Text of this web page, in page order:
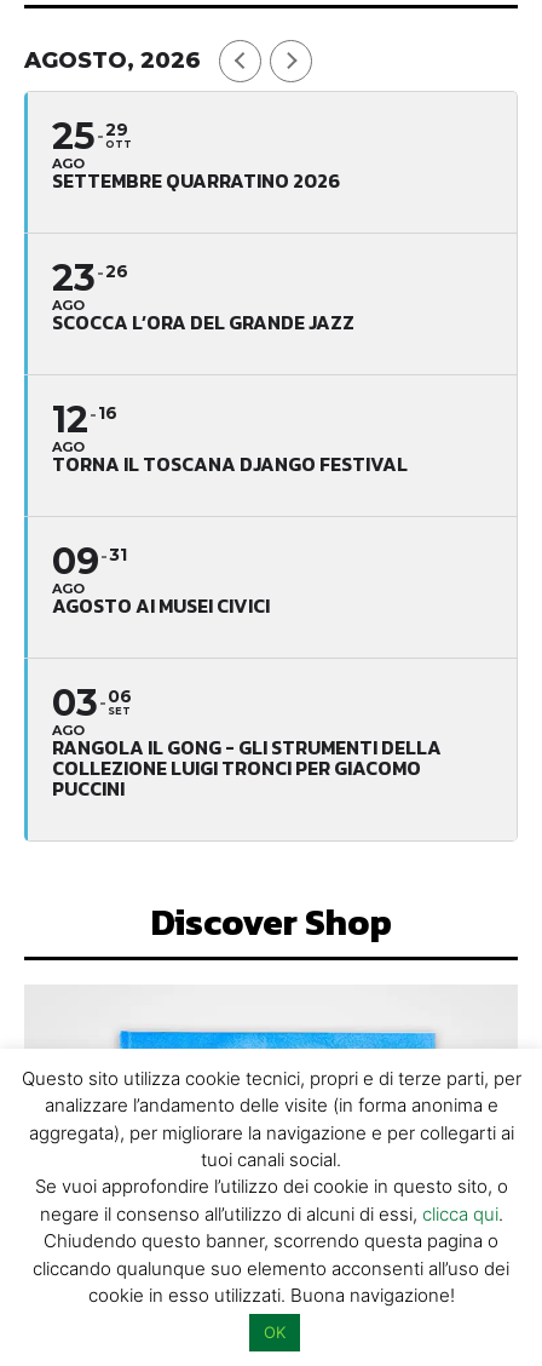
AGOSTO, 2026
25
AGO
29
OTT
SETTEMBRE QUARRATINO 2026
23
AGO
26
SCOCCA L’ORA DEL GRANDE JAZZ
12
AGO
16
TORNA IL TOSCANA DJANGO FESTIVAL
09
AGO
31
AGOSTO AI MUSEI CIVICI
03
AGO
06
SET
RANGOLA IL GONG - GLI STRUMENTI DELLA
COLLEZIONE LUIGI TRONCI PER GIACOMO
PUCCINI
Discover Shop
Questo sito utilizza cookie tecnici, propri e di terze parti, per
analizzare l’andamento delle visite (in forma anonima e
aggregata), per migliorare la navigazione e per collegarti ai
tuoi canali social.
Se vuoi approfondire l’utilizzo dei cookie in questo sito, o
negare il consenso all’utilizzo di alcuni di essi, clicca qui.
Chiudendo questo banner, scorrendo questa pagina o
cliccando qualunque suo elemento acconsenti all’uso dei
cookie in esso utilizzati. Buona navigazione!
OK